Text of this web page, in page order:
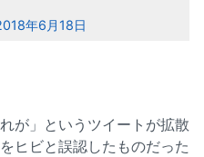
年6月18日
が」というツイートが拡散
ヒビと誤認したものだった